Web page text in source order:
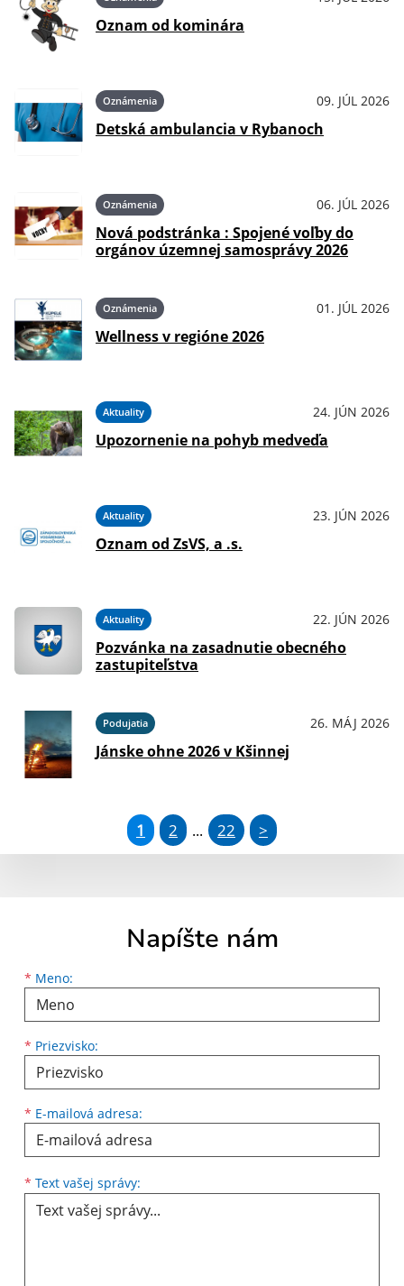
Oznam od kominára
Oznámenia 09. JÚL 2026
Detská ambulancia v Rybanoch
Oznámenia 06. JÚL 2026
Nová podstránka : Spojené voľby do
orgánov územnej samosprávy 2026
Oznámenia 01. JÚL 2026
Wellness v regióne 2026
Aktuality 24. JÚN 2026
Upozornenie na pohyb medveďa
Aktuality 23. JÚN 2026
Oznam od ZsVS, a .s.
Aktuality 22. JÚN 2026
Pozvánka na zasadnutie obecného
zastupiteľstva
Podujatia 26. MÁJ 2026
Jánske ohne 2026 v Kšinnej
1 2 ... 22 >
Napíšte nám
* Meno:
Meno
* Priezvisko:
Priezvisko
* E-mailová adresa:
E-mailová adresa
* Text vašej správy: